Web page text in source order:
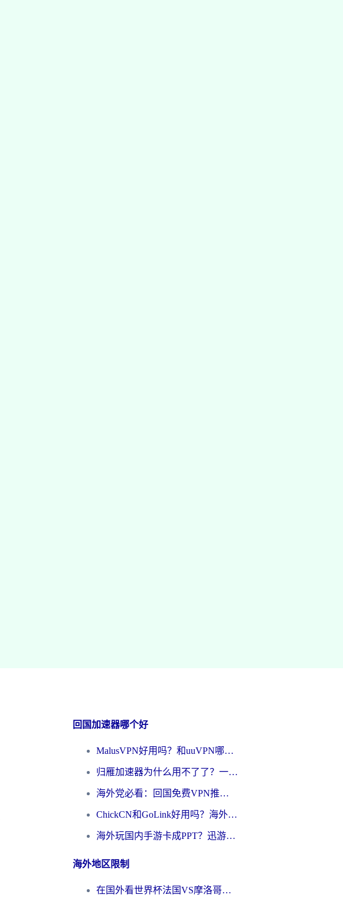
回国加速器哪个好
MalusVPN好用吗？和uuVPN哪个好？海外党无缝访问国内资源的真实对比与选择指南
归雁加速器为什么用不了了？一位海外游子的真实困惑与技术解答
海外党必看：回国免费VPN推荐？别踩坑！教你选对加速器无缝刷国内资源
ChickCN和GoLink好用吗？海外党如何选对回国加速器
海外玩国内手游卡成PPT？迅游和奇游手游哪个好？一篇讲透回国加速器怎么选
海外地区限制
在国外看世界杯法国VS摩洛哥地区限制？这篇指南让你流畅看中文解说无压力